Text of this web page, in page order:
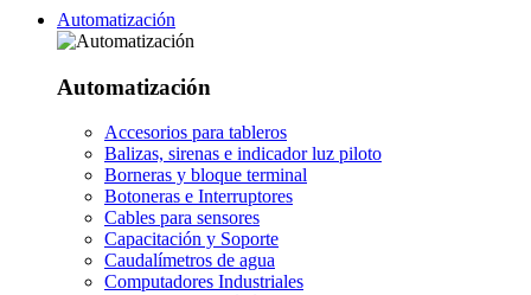
Automatización
Automatización
Accesorios para tableros
Balizas, sirenas e indicador luz piloto
Borneras y bloque terminal
Botoneras e Interruptores
Cables para sensores
Capacitación y Soporte
Caudalímetros de agua
Computadores Industriales